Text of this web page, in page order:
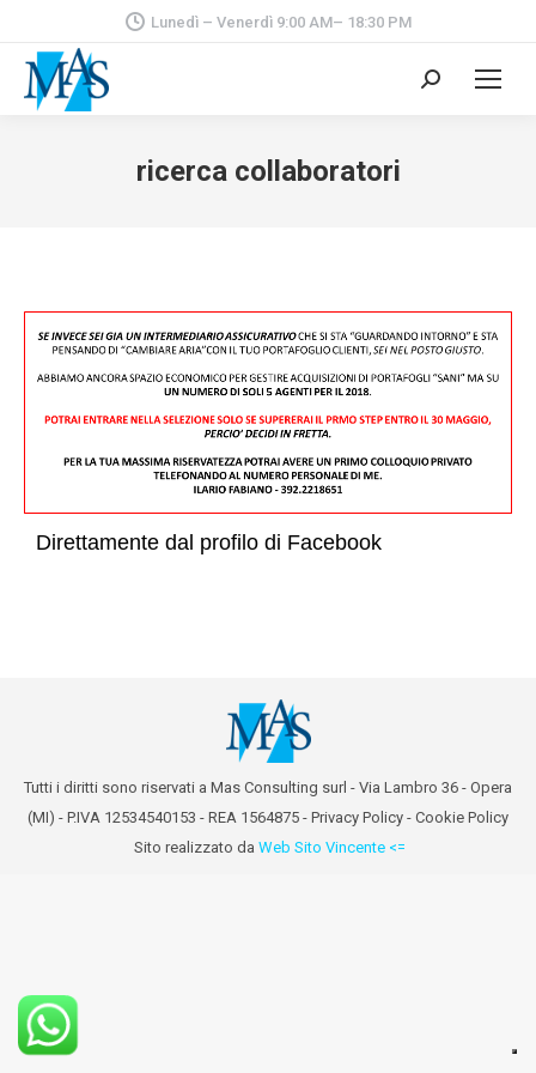
Lunedì – Venerdì 9:00 AM– 18:30 PM
Cerca:
ricerca collaboratori
Direttamente dal profilo di Facebook
Tutti i diritti sono riservati a Mas Consulting surl - Via Lambro 36 - Opera
(MI) - P.IVA 12534540153 - REA 1564875 - Privacy Policy - Cookie Policy
Sito realizzato da Web Sito Vincente <=